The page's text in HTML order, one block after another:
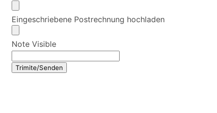
Eingeschriebene Postrechnung hochladen
Note Visible
Trimite/Senden